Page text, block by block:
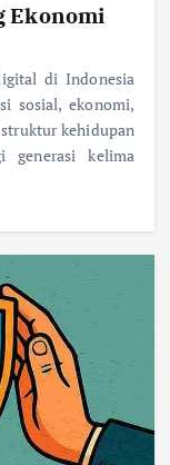
Ekonomi
di Indonesia
sosial, ekonomi,
kehidupan
generasi kelima